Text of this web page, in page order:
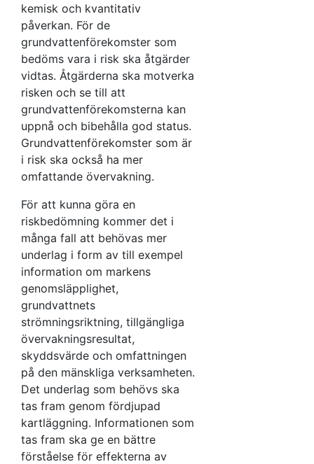
kemisk och kvantitativ
påverkan. För de
grundvattenförekomster som
bedöms vara i risk ska åtgärder
vidtas. Åtgärderna ska motverka
risken och se till att
grundvattenförekomsterna kan
uppnå och bibehålla god status.
Grundvattenförekomster som är
i risk ska också ha mer
omfattande övervakning.
För att kunna göra en
riskbedömning kommer det i
många fall att behövas mer
underlag i form av till exempel
information om markens
genomsläpplighet,
grundvattnets
strömningsriktning, tillgängliga
övervakningsresultat,
skyddsvärde och omfattningen
på den mänskliga verksamheten.
Det underlag som behövs ska
tas fram genom fördjupad
kartläggning. Informationen som
tas fram ska ge en bättre
förståelse för effekterna av